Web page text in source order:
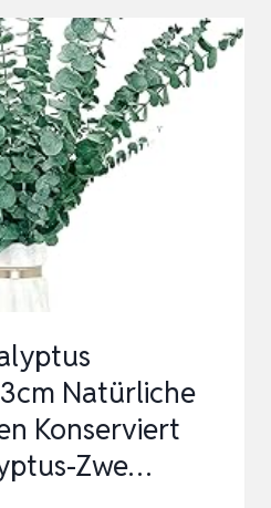
Natürliche
Konserviert
Zwe…